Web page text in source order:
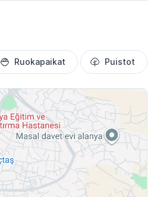
Ruokapaikat Puistot